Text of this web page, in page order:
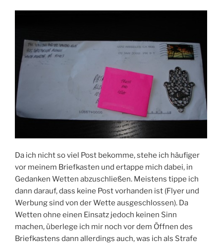
Da ich nicht so viel Post bekomme, stehe ich häufiger
vor meinem Briefkasten und ertappe mich dabei, in
Gedanken Wetten abzuschließen. Meistens tippe ich
dann darauf, dass keine Post vorhanden ist (Flyer und
Werbung sind von der Wette ausgeschlossen). Da
Wetten ohne einen Einsatz jedoch keinen Sinn
machen, überlege ich mir noch vor dem Öffnen des
Briefkastens dann allerdings auch, was ich als Strafe